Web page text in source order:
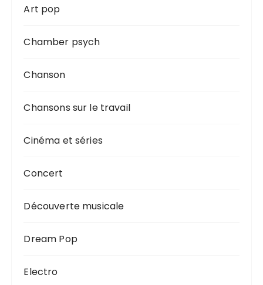
Art pop
Chamber psych
Chanson
Chansons sur le travail
Cinéma et séries
Concert
Découverte musicale
Dream Pop
Electro